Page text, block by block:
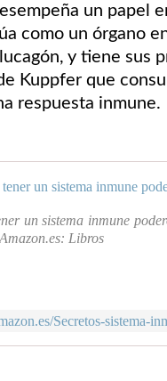
un papel
como un órgano
y tiene sus
Kuppfer que
respuesta inmune.
un sistema inmune
Libros